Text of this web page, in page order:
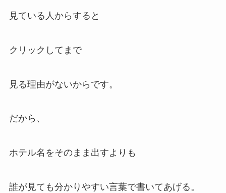
見ている人からすると
クリックしてまで
見る理由がないからです。
だから、
ホテル名をそのまま出すよりも
誰が見ても分かりやすい言葉で書いてあげる。